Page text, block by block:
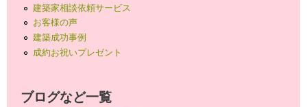
建築家相談依頼サービス
お客様の声
建築成功事例
成約お祝いプレゼント
ブログなど一覧